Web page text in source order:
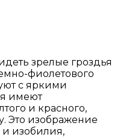
зрелые гроздья
фиолетового
с яркими
имеют
и красного,
Это изображение
и изобилия,